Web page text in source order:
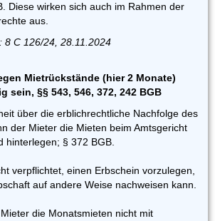
Diese wirken sich auch im Rahmen der
aus.
8 C 126/24, 28.11.2024
Mietrückstände (hier 2 Monate)
sein, §§ 543, 546, 372, 242 BGB
über die erblichrechtliche Nachfolge des
der Mieter die Mieten beim Amtsgericht
hinterlegen; § 372 BGB.
verpflichtet, einen Erbschein vorzulegen,
auf andere Weise nachweisen kann.
die Monatsmieten nicht mit